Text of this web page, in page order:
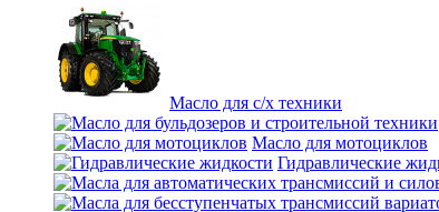
Масло для с/х техники
Масло для мотоциклов
Гидравлические